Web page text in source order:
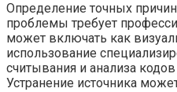
Определение точных
проблемы требует
может включать как
использование
считывания и анализа
Устранение источника